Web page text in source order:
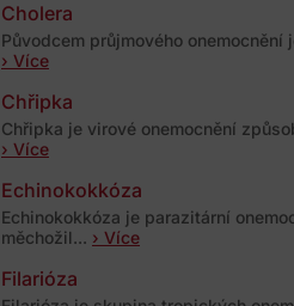
Cholera
Původcem průjmového
› Více
Chřipka
Chřipka je virové onemocnění
› Více
Echinokokkóza
Echinokokkóza je parazitární
měchožil... › Více
Filarióza